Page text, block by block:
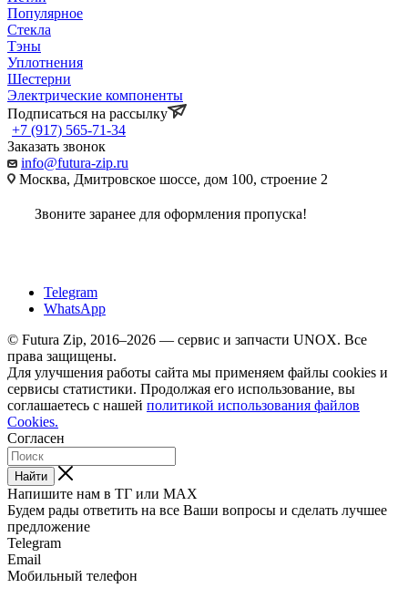
Популярное
Стекла
Тэны
Уплотнения
Шестерни
Электрические компоненты
Подписаться на рассылку
+7 (917) 565-71-34
Заказать звонок
info@futura-zip.ru
Москва, Дмитровское шоссе, дом 100, строение 2
Звоните заранее для оформления пропуска!
Telegram
WhatsApp
© Futura Zip, 2016–2026 — сервис и запчасти UNOX. Все
права защищены.
Для улучшения работы сайта мы применяем файлы cookies и
сервисы статистики. Продолжая его использование, вы
соглашаетесь с нашей политикой использования файлов
Cookies.
Согласен
Найти
Напишите нам в ТГ или MAX
Будем рады ответить на все Ваши вопросы и сделать лучшее
предложение
Telegram
Email
Мобильный телефон